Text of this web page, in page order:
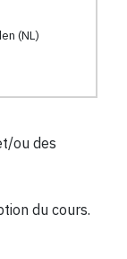
(NL)
ou des
du cours.